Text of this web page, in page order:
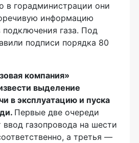
в горадминистрации они
информацию
газа. Под
подписи порядка 80
компания»
выделение
в эксплуатацию и пуска
Первые две очереди
газопровода на шести
а третья —